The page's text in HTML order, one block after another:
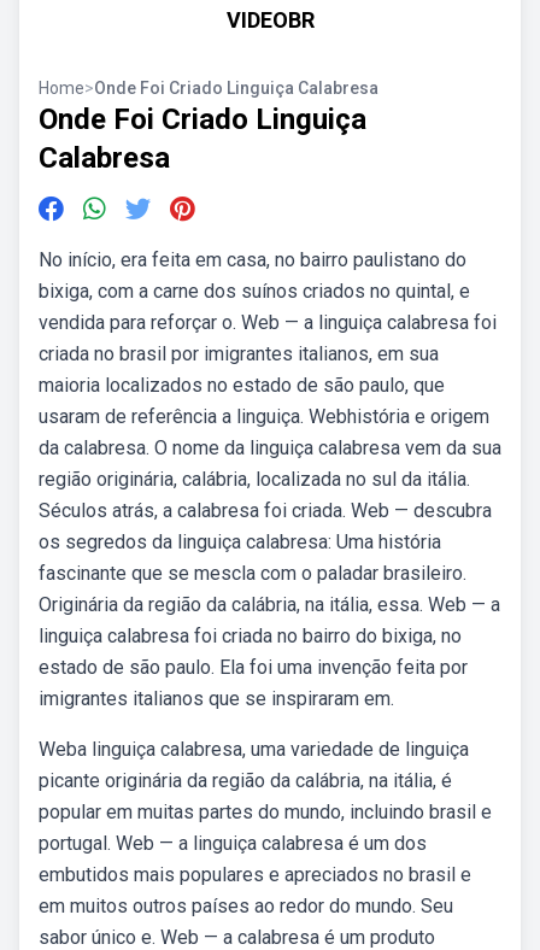
VIDEOBR
Home>Onde Foi Criado Linguiça Calabresa
Onde Foi Criado Linguiça
Calabresa
No início, era feita em casa, no bairro paulistano do
bixiga, com a carne dos suínos criados no quintal, e
vendida para reforçar o. Web — a linguiça calabresa foi
criada no brasil por imigrantes italianos, em sua
maioria localizados no estado de são paulo, que
usaram de referência a linguiça. Webhistória e origem
da calabresa. O nome da linguiça calabresa vem da sua
região originária, calábria, localizada no sul da itália.
Séculos atrás, a calabresa foi criada. Web — descubra
os segredos da linguiça calabresa: Uma história
fascinante que se mescla com o paladar brasileiro.
Originária da região da calábria, na itália, essa. Web — a
linguiça calabresa foi criada no bairro do bixiga, no
estado de são paulo. Ela foi uma invenção feita por
imigrantes italianos que se inspiraram em.
Weba linguiça calabresa, uma variedade de linguiça
picante originária da região da calábria, na itália, é
popular em muitas partes do mundo, incluindo brasil e
portugal. Web — a linguiça calabresa é um dos
embutidos mais populares e apreciados no brasil e
em muitos outros países ao redor do mundo. Seu
sabor único e. Web — a calabresa é um produto